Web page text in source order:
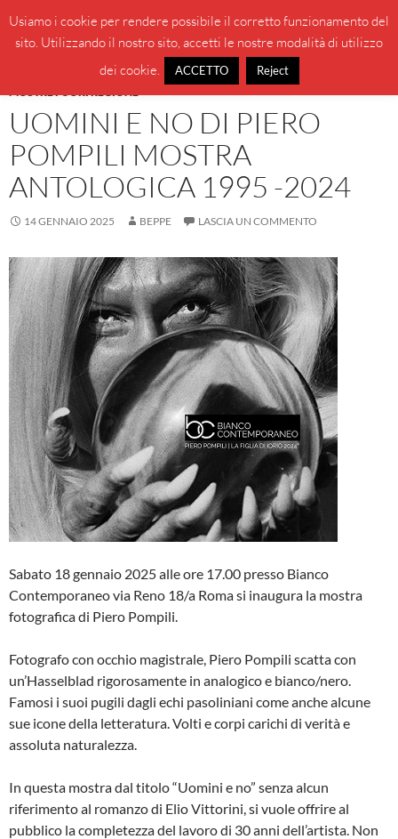
contenuto
BeppeBlog
MENU
MOSTRE FUORI REGIONE
UOMINI E NO DI PIERO
POMPILI MOSTRA
ANTOLOGICA 1995 -2024
14 GENNAIO 2025 BEPPE LASCIA UN COMMENTO
Sabato 18 gennaio 2025 alle ore 17.00 presso Bianco
Contemporaneo via Reno 18/a Roma si inaugura la mostra
fotografica di Piero Pompili.
Fotografo con occhio magistrale, Piero Pompili scatta con
un’Hasselblad rigorosamente in analogico e bianco/nero.
Famosi i suoi pugili dagli echi pasoliniani come anche alcune
sue icone della letteratura. Volti e corpi carichi di verità e
assoluta naturalezza.
In questa mostra dal titolo “Uomini e no” senza alcun
riferimento al romanzo di Elio Vittorini, si vuole offrire al
pubblico la completezza del lavoro di 30 anni dell’artista. Non
Usiamo i cookie per rendere possibile il corretto funzionamento del
sito. Utilizzando il nostro sito, accetti le nostre modalità di utilizzo
dei cookie.
ACCETTO Reject